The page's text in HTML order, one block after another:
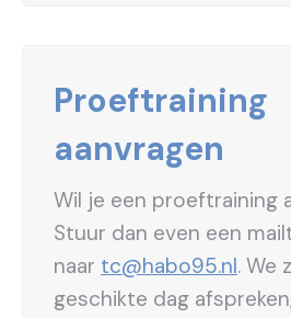
Proeftraining
aanvragen
Wil je een proeftraining
Stuur dan even een
naar tc@habo95.nl. We
geschikte dag